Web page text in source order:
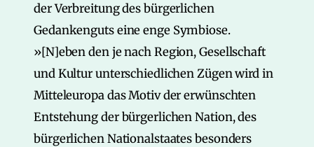
der Verbreitung des bürgerlichen
Gedankenguts eine enge Symbiose.
»[N]eben den je nach Region, Gesellschaft
und Kultur unterschiedlichen Zügen wird in
Mitteleuropa das Motiv der erwünschten
Entstehung der bürgerlichen Nation, des
bürgerlichen Nationalstaates besonders